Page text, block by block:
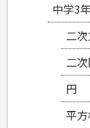
中学3
二
二
円
平